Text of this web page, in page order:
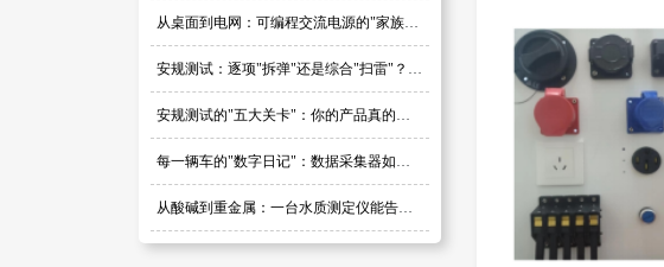
从桌面到电网：可编程交流电源的"家族图谱"
安规测试：逐项"拆弹"还是综合"扫雷"？研发阶段的策略之争
安规测试的"五大关卡"：你的产品真的过关了吗？
每一辆车的"数字日记"：数据采集器如何定义汽车品质
从酸碱到重金属：一台水质测定仪能告诉你多少秘密？